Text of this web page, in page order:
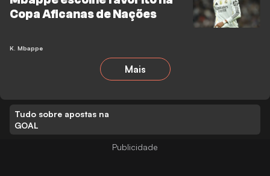
Copa Aficanas de Nações
K. Mbappe
Mais
Tudo sobre apostas na
GOAL